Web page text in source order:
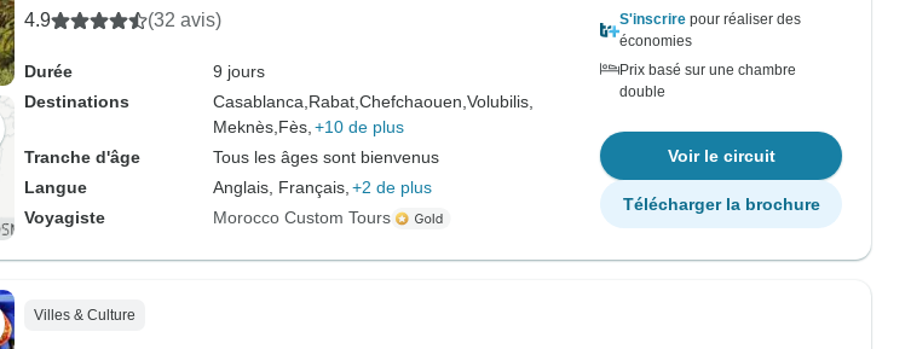
4.9 (32 avis)
Durée
9 jours
Destinations
Casablanca, Rabat, Chefchaouen, Volubilis,
Meknès, Fès, +10 de plus
Tranche d'âge
Tous les âges sont bienvenus
Langue
Anglais, Français, +2 de plus
Voyagiste
Morocco Custom Tours
S'inscrire pour réaliser des
économies
Prix basé sur une chambre
double
Voir le circuit
Télécharger la brochure
Villes & Culture